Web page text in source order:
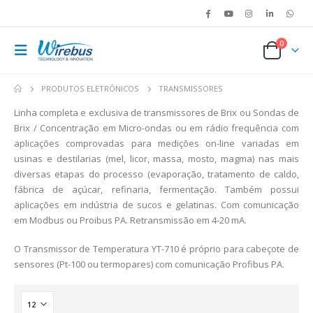
0
PRODUTOS ELETRÔNICOS TRANSMISSORES
Linha completa e exclusiva de transmissores de Brix ou Sondas de
Brix / Concentração em Micro-ondas ou em rádio frequência com
aplicações comprovadas para medições on-line variadas em
usinas e destilarias (mel, licor, massa, mosto, magma) nas mais
diversas etapas do processo (evaporação, tratamento de caldo,
fábrica de açúcar, refinaria, fermentação. Também possui
aplicações em indústria de sucos e gelatinas. Com comunicação
em Modbus ou Proibus PA. Retransmissão em 4-20 mA.
O Transmissor de Temperatura YT-710 é próprio para cabeçote de
sensores (Pt-100 ou termopares) com comunicação Profibus PA.